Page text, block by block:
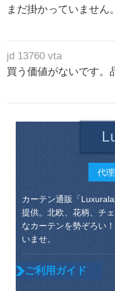
まだ掛かっていません
jd 13760 vta
買う価値がないです。
代
カーテン通販「
提供。北欧、花柄、チ
なカーテンを勢ぞろい
いませ。
ご利用ガイド